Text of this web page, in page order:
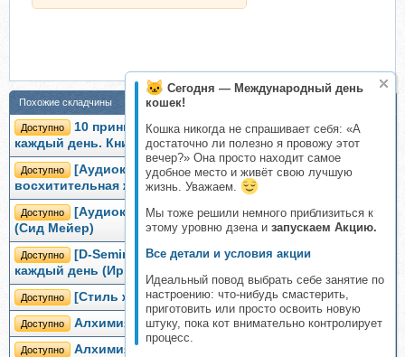
Сегодня — Международный день
кошек!
Кошка никогда не спрашивает себя: «А
достаточно ли полезно я провожу этот
вечер?» Она просто находит самое
удобное место и живёт свою лучшую
жизнь. Уважаем.
Мы тоже решили немного приблизиться к
этому уровню дзена и запускаем Акцию.
Все детали и условия акции
Идеальный повод выбрать себе занятие по
настроению: что-нибудь смастерить,
приготовить или просто освоить новую
штуку, пока кот внимательно контролирует
процесс.
Похожие складчины
Доступно
10 принципов жизни. Алмазная мудрость на
каждый день. Книга + игра (Марина Хмеловская)
Доступно
[Аудиокнига] Путь Героя. Где моя
восхитительная жизнь? (Алла Филина)
Доступно
[Аудиокнига] Жизнь в мире компьютерных игр
(Сид Мейер)
Доступно
[D-Seminar] Музыкальные игры с предметами на
каждый день (Ирина Бармина)
Доступно [Стиль жизни] Пузырьковые истории
Доступно Алхимия Жизни 2.0. Управление игрой (Воланд)
Доступно
Алхимия Жизни + Алхимия Жизни 2.0.